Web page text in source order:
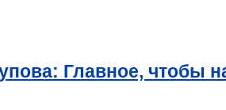
Главное, чтобы